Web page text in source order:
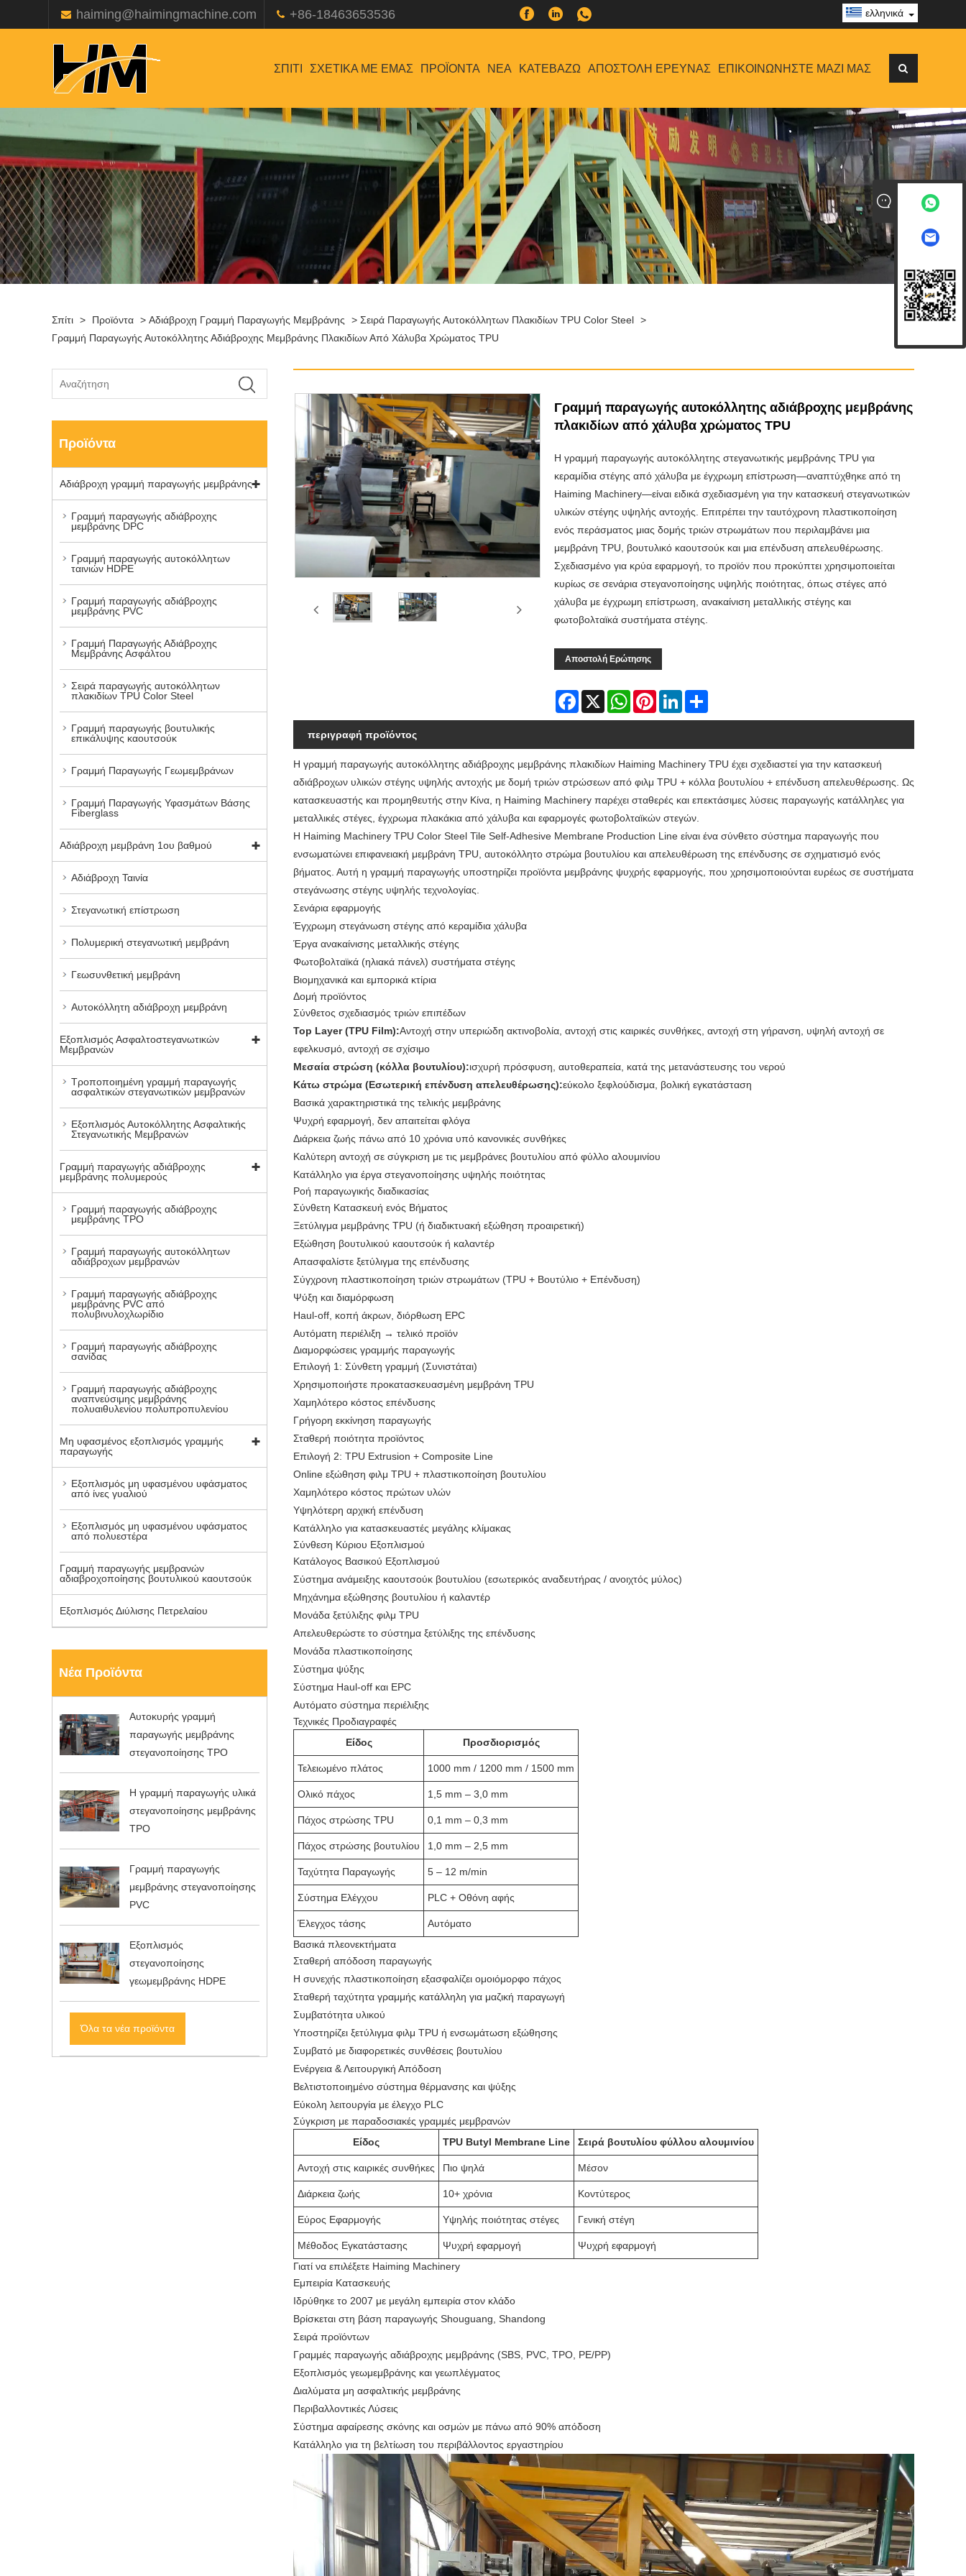
haiming@haimingmachine.com +86-18463653536 ελληνικά
ΣΠΊΤΙ ΣΧΕΤΙΚΆ ΜΕ ΕΜΆΣ ΠΡΟΪΌΝΤΑ ΝΈΑ ΚΑΤΕΒΆΖΩ ΑΠΟΣΤΟΛΉ ΈΡΕΥΝΑΣ ΕΠΙΚΟΙΝΩΝΉΣΤΕ ΜΑΖΊ ΜΑΣ
Σπίτι > Προϊόντα > Αδιάβροχη Γραμμή Παραγωγής Μεμβράνης > Σειρά Παραγωγής Αυτοκόλλητων Πλακιδίων TPU Color Steel >
Γραμμή Παραγωγής Αυτοκόλλητης Αδιάβροχης Μεμβράνης Πλακιδίων Από Χάλυβα Χρώματος TPU
Προϊόντα
Αδιάβροχη γραμμή παραγωγής μεμβράνης
Γραμμή παραγωγής αδιάβροχης
μεμβράνης DPC
Γραμμή παραγωγής αυτοκόλλητων
ταινιών HDPE
Γραμμή παραγωγής αδιάβροχης
μεμβράνης PVC
Γραμμή Παραγωγής Αδιάβροχης
Μεμβράνης Ασφάλτου
Σειρά παραγωγής αυτοκόλλητων
πλακιδίων TPU Color Steel
Γραμμή παραγωγής βουτυλικής
επικάλυψης καουτσούκ
Γραμμή Παραγωγής Γεωμεμβράνων
Γραμμή Παραγωγής Υφασμάτων Βάσης
Fiberglass
Αδιάβροχη μεμβράνη 1ου βαθμού
Αδιάβροχη Ταινία
Στεγανωτική επίστρωση
Πολυμερική στεγανωτική μεμβράνη
Γεωσυνθετική μεμβράνη
Αυτοκόλλητη αδιάβροχη μεμβράνη
Εξοπλισμός Ασφαλτοστεγανωτικών
Μεμβρανών
Τροποποιημένη γραμμή παραγωγής
ασφαλτικών στεγανωτικών μεμβρανών
Εξοπλισμός Αυτοκόλλητης Ασφαλτικής
Στεγανωτικής Μεμβρανών
Γραμμή παραγωγής αδιάβροχης
μεμβράνης πολυμερούς
Γραμμή παραγωγής αδιάβροχης
μεμβράνης TPO
Γραμμή παραγωγής αυτοκόλλητων
αδιάβροχων μεμβρανών
Γραμμή παραγωγής αδιάβροχης
μεμβράνης PVC από
πολυβινυλοχλωρίδιο
Γραμμή παραγωγής αδιάβροχης
σανίδας
Γραμμή παραγωγής αδιάβροχης
αναπνεύσιμης μεμβράνης
πολυαιθυλενίου πολυπροπυλενίου
Μη υφασμένος εξοπλισμός γραμμής
παραγωγής
Εξοπλισμός μη υφασμένου υφάσματος
από ίνες γυαλιού
Εξοπλισμός μη υφασμένου υφάσματος
από πολυεστέρα
Γραμμή παραγωγής μεμβρανών
αδιαβροχοποίησης βουτυλικού καουτσούκ
Εξοπλισμός Διύλισης Πετρελαίου
Νέα Προϊόντα
Αυτοκυρής γραμμή
παραγωγής μεμβράνης
στεγανοποίησης TPO
Η γραμμή παραγωγής υλικά
στεγανοποίησης μεμβράνης
TPO
Γραμμή παραγωγής
μεμβράνης στεγανοποίησης
PVC
Εξοπλισμός
στεγανοποίησης
γεωμεμβράνης HDPE
Όλα τα νέα προϊόντα
Γραμμή παραγωγής αυτοκόλλητης αδιάβροχης μεμβράνης
πλακιδίων από χάλυβα χρώματος TPU
Η γραμμή παραγωγής αυτοκόλλητης στεγανωτικής μεμβράνης TPU για
κεραμίδια στέγης από χάλυβα με έγχρωμη επίστρωση—αναπτύχθηκε από τη
Haiming Machinery—είναι ειδικά σχεδιασμένη για την κατασκευή στεγανωτικών
υλικών στέγης υψηλής αντοχής. Επιτρέπει την ταυτόχρονη πλαστικοποίηση
ενός περάσματος μιας δομής τριών στρωμάτων που περιλαμβάνει μια
μεμβράνη TPU, βουτυλικό καουτσούκ και μια επένδυση απελευθέρωσης.
Σχεδιασμένο για κρύα εφαρμογή, το προϊόν που προκύπτει χρησιμοποιείται
κυρίως σε σενάρια στεγανοποίησης υψηλής ποιότητας, όπως στέγες από
χάλυβα με έγχρωμη επίστρωση, ανακαίνιση μεταλλικής στέγης και
φωτοβολταϊκά συστήματα στέγης.
Αποστολή Ερώτησης
Facebook
X WhatsAppPinterestLinkedInShare
περιγραφή προϊόντος
Η γραμμή παραγωγής αυτοκόλλητης αδιάβροχης μεμβράνης πλακιδίων Haiming Machinery TPU έχει σχεδιαστεί για την κατασκευή
αδιάβροχων υλικών στέγης υψηλής αντοχής με δομή τριών στρώσεων από φιλμ TPU + κόλλα βουτυλίου + επένδυση απελευθέρωσης. Ως
κατασκευαστής και προμηθευτής στην Κίνα, η Haiming Machinery παρέχει σταθερές και επεκτάσιμες λύσεις παραγωγής κατάλληλες για
μεταλλικές στέγες, έγχρωμα πλακάκια από χάλυβα και εφαρμογές φωτοβολταϊκών στεγών.
Η Haiming Machinery TPU Color Steel Tile Self-Adhesive Membrane Production Line είναι ένα σύνθετο σύστημα παραγωγής που
ενσωματώνει επιφανειακή μεμβράνη TPU, αυτοκόλλητο στρώμα βουτυλίου και απελευθέρωση της επένδυσης σε σχηματισμό ενός
βήματος. Αυτή η γραμμή παραγωγής υποστηρίζει προϊόντα μεμβράνης ψυχρής εφαρμογής, που χρησιμοποιούνται ευρέως σε συστήματα
στεγάνωσης στέγης υψηλής τεχνολογίας.
Σενάρια εφαρμογής
Έγχρωμη στεγάνωση στέγης από κεραμίδια χάλυβα
Έργα ανακαίνισης μεταλλικής στέγης
Φωτοβολταϊκά (ηλιακά πάνελ) συστήματα στέγης
Βιομηχανικά και εμπορικά κτίρια
Δομή προϊόντος
Σύνθετος σχεδιασμός τριών επιπέδων
Top Layer (TPU Film):Αντοχή στην υπεριώδη ακτινοβολία, αντοχή στις καιρικές συνθήκες, αντοχή στη γήρανση, υψηλή αντοχή σε
εφελκυσμό, αντοχή σε σχίσιμο
Μεσαία στρώση (κόλλα βουτυλίου):ισχυρή πρόσφυση, αυτοθεραπεία, κατά της μετανάστευσης του νερού
Κάτω στρώμα (Εσωτερική επένδυση απελευθέρωσης):εύκολο ξεφλούδισμα, βολική εγκατάσταση
Βασικά χαρακτηριστικά της τελικής μεμβράνης
Ψυχρή εφαρμογή, δεν απαιτείται φλόγα
Διάρκεια ζωής πάνω από 10 χρόνια υπό κανονικές συνθήκες
Καλύτερη αντοχή σε σύγκριση με τις μεμβράνες βουτυλίου από φύλλο αλουμινίου
Κατάλληλο για έργα στεγανοποίησης υψηλής ποιότητας
Ροή παραγωγικής διαδικασίας
Σύνθετη Κατασκευή ενός Βήματος
Ξετύλιγμα μεμβράνης TPU (ή διαδικτυακή εξώθηση προαιρετική)
Εξώθηση βουτυλικού καουτσούκ ή καλαντέρ
Απασφαλίστε ξετύλιγμα της επένδυσης
Σύγχρονη πλαστικοποίηση τριών στρωμάτων (TPU + Βουτύλιο + Επένδυση)
Ψύξη και διαμόρφωση
Haul-off, κοπή άκρων, διόρθωση EPC
Αυτόματη περιέλιξη → τελικό προϊόν
Διαμορφώσεις γραμμής παραγωγής
Επιλογή 1: Σύνθετη γραμμή (Συνιστάται)
Χρησιμοποιήστε προκατασκευασμένη μεμβράνη TPU
Χαμηλότερο κόστος επένδυσης
Γρήγορη εκκίνηση παραγωγής
Σταθερή ποιότητα προϊόντος
Επιλογή 2: TPU Extrusion + Composite Line
Online εξώθηση φιλμ TPU + πλαστικοποίηση βουτυλίου
Χαμηλότερο κόστος πρώτων υλών
Υψηλότερη αρχική επένδυση
Κατάλληλο για κατασκευαστές μεγάλης κλίμακας
Σύνθεση Κύριου Εξοπλισμού
Κατάλογος Βασικού Εξοπλισμού
Σύστημα ανάμειξης καουτσούκ βουτυλίου (εσωτερικός αναδευτήρας / ανοιχτός μύλος)
Μηχάνημα εξώθησης βουτυλίου ή καλαντέρ
Μονάδα ξετύλιξης φιλμ TPU
Απελευθερώστε το σύστημα ξετύλιξης της επένδυσης
Μονάδα πλαστικοποίησης
Σύστημα ψύξης
Σύστημα Haul-off και EPC
Αυτόματο σύστημα περιέλιξης
Τεχνικές Προδιαγραφές
Είδος
Προσδιορισμός
Τελειωμένο πλάτος 1000 mm / 1200 mm / 1500 mm
Ολικό πάχος 1,5 mm – 3,0 mm
Πάχος στρώσης TPU 0,1 mm – 0,3 mm
Πάχος στρώσης βουτυλίου 1,0 mm – 2,5 mm
Ταχύτητα Παραγωγής 5 – 12 m/min
Σύστημα Ελέγχου PLC + Οθόνη αφής
Έλεγχος τάσης
Αυτόματο
Βασικά πλεονεκτήματα
Σταθερή απόδοση παραγωγής
Η συνεχής πλαστικοποίηση εξασφαλίζει ομοιόμορφο πάχος
Σταθερή ταχύτητα γραμμής κατάλληλη για μαζική παραγωγή
Συμβατότητα υλικού
Υποστηρίζει ξετύλιγμα φιλμ TPU ή ενσωμάτωση εξώθησης
Συμβατό με διαφορετικές συνθέσεις βουτυλίου
Ενέργεια & Λειτουργική Απόδοση
Βελτιστοποιημένο σύστημα θέρμανσης και ψύξης
Εύκολη λειτουργία με έλεγχο PLC
Σύγκριση με παραδοσιακές γραμμές μεμβρανών
Είδος
TPU Butyl Membrane Line Σειρά βουτυλίου φύλλου αλουμινίου
Αντοχή στις καιρικές συνθήκες Πιο ψηλά Μέσον
Διάρκεια ζωής 10+ χρόνια Κοντύτερος
Εύρος Εφαρμογής Υψηλής ποιότητας στέγες Γενική στέγη
Μέθοδος Εγκατάστασης Ψυχρή εφαρμογή
Ψυχρή εφαρμογή
Γιατί να επιλέξετε Haiming Machinery
Εμπειρία Κατασκευής
Ιδρύθηκε το 2007 με μεγάλη εμπειρία στον κλάδο
Βρίσκεται στη βάση παραγωγής Shouguang, Shandong
Σειρά προϊόντων
Γραμμές παραγωγής αδιάβροχης μεμβράνης (SBS, PVC, TPO, PE/PP)
Εξοπλισμός γεωμεμβράνης και γεωπλέγματος
Διαλύματα μη ασφαλτικής μεμβράνης
Περιβαλλοντικές Λύσεις
Σύστημα αφαίρεσης σκόνης και οσμών με πάνω από 90% απόδοση
Κατάλληλο για τη βελτίωση του περιβάλλοντος εργαστηρίου